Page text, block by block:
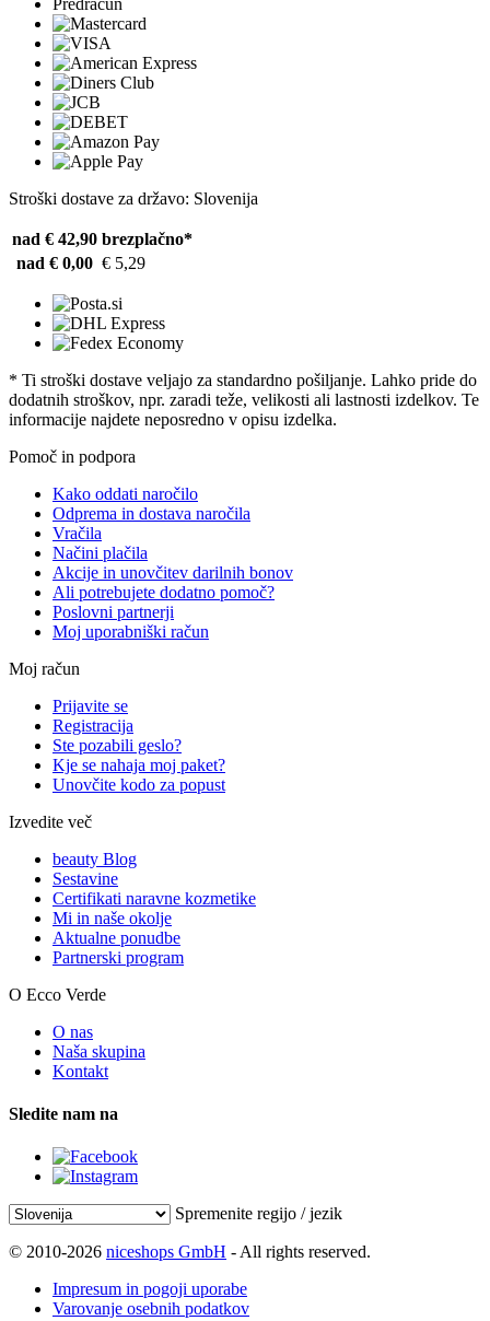
Stroški dostave za državo: Slovenija
nad € 42,90 brezplačno*
nad € 0,00 € 5,29
* Ti stroški dostave veljajo za standardno pošiljanje. Lahko pride do
dodatnih stroškov, npr. zaradi teže, velikosti ali lastnosti izdelkov. Te
informacije najdete neposredno v opisu izdelka.
Pomoč in podpora
Kako oddati naročilo
Odprema in dostava naročila
Vračila
Načini plačila
Akcije in unovčitev darilnih bonov
Ali potrebujete dodatno pomoč?
Poslovni partnerji
Moj uporabniški račun
Moj račun
Prijavite se
Registracija
Ste pozabili geslo?
Kje se nahaja moj paket?
Unovčite kodo za popust
Izvedite več
beauty Blog
Sestavine
Certifikati naravne kozmetike
Mi in naše okolje
Aktualne ponudbe
Partnerski program
O Ecco Verde
O nas
Naša skupina
Kontakt
Sledite nam na
Spremenite regijo / jezik
© 2010-2026 niceshops GmbH - All rights reserved.
Impresum in pogoji uporabe
Varovanje osebnih podatkov